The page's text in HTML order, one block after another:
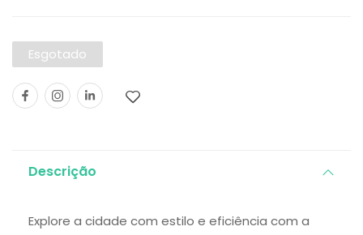
Esgotado
Descrição
Explore a cidade com estilo e eficiência com a